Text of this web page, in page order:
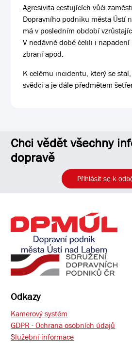
Agresivita cestujících vůči
Dopravního podniku města Ústí
má v posledním období
V nedávné době čelili i napadení
zbraní apod.
K celému incidentu, který se
svědci a je dále předmětem
Chci vědět všechny
dopravě
Přihlásit se k
Odkazy
Kamerový systém
GDPR - Ochrana osobních údajů
Služební informace